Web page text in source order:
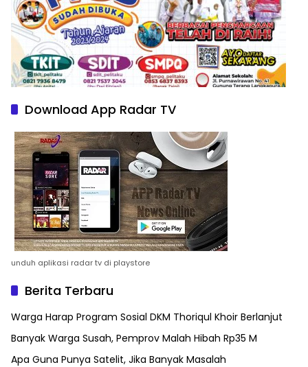
Download App Radar TV
unduh aplikasi radar tv di playstore
Berita Terbaru
Warga Harap Program Sosial DKM Thoriqul Khoir Berlanjut
Banyak Warga Susah, Pemprov Malah Hibah Rp35 M
Apa Guna Punya Satelit, Jika Banyak Masalah